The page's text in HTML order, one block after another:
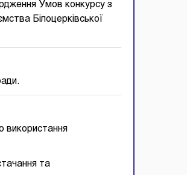
Умов конкурсу з
Білоцерківської
використання
та